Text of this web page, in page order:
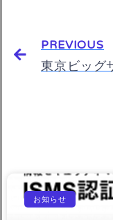
PREVIOUS
お知らせ